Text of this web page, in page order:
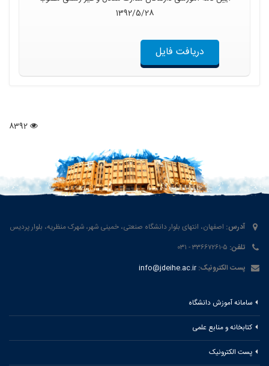
1392/5/28
دریافت فایل
آدرس: اصفهان، انتهای بلوار دانشگاه صنعتی، خمینی شهر، شهرک منظریه، بلوار پردیس
تلفن: ۵-۳۳۶۶۷۲۶۱ - ۰۳۱
پست الکترونیک: info@jdeihe.ac.ir
سامانه آموزش دانشگاه
کتابخانه و منابع علمی
پست الکترونیک